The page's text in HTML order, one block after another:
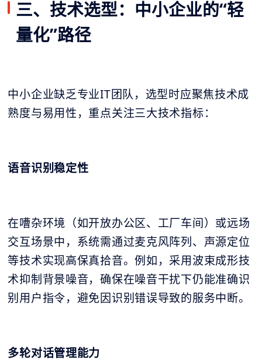
三、技术选型：中小企业的“轻
量化”路径
中小企业缺乏专业IT团队，选型时应聚焦技术成
熟度与易用性，重点关注三大技术指标：
语音识别稳定性
在嘈杂环境（如开放办公区、工厂车间）或远场
交互场景中，系统需通过麦克风阵列、声源定位
等技术实现高保真拾音。例如，采用波束成形技
术抑制背景噪音，确保在噪音干扰下仍能准确识
别用户指令，避免因识别错误导致的服务中断。
多轮对话管理能力